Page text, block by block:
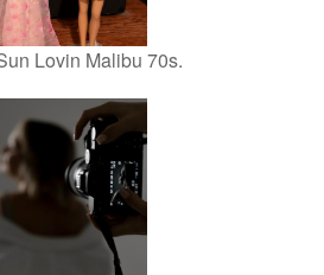
Lovin Malibu 70s.